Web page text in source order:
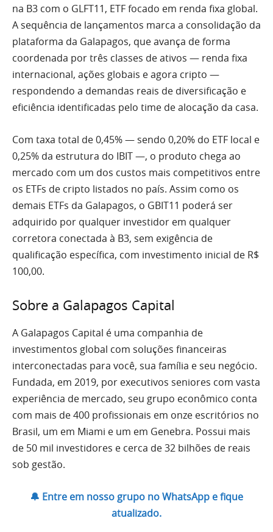
na B3 com o GLFT11, ETF focado em renda fixa global.
A sequência de lançamentos marca a consolidação da
plataforma da Galapagos, que avança de forma
coordenada por três classes de ativos — renda fixa
internacional, ações globais e agora cripto —
respondendo a demandas reais de diversificação e
eficiência identificadas pelo time de alocação da casa.
Com taxa total de 0,45% — sendo 0,20% do ETF local e
0,25% da estrutura do IBIT —, o produto chega ao
mercado com um dos custos mais competitivos entre
os ETFs de cripto listados no país. Assim como os
demais ETFs da Galapagos, o GBIT11 poderá ser
adquirido por qualquer investidor em qualquer
corretora conectada à B3, sem exigência de
qualificação específica, com investimento inicial de R$
100,00.
Sobre a Galapagos Capital
A Galapagos Capital é uma companhia de
investimentos global com soluções financeiras
interconectadas para você, sua família e seu negócio.
Fundada, em 2019, por executivos seniores com vasta
experiência de mercado, seu grupo econômico conta
com mais de 400 profissionais em onze escritórios no
Brasil, um em Miami e um em Genebra. Possui mais
de 50 mil investidores e cerca de 32 bilhões de reais
sob gestão.
🔔 Entre em nosso grupo no WhatsApp e fique
atualizado.